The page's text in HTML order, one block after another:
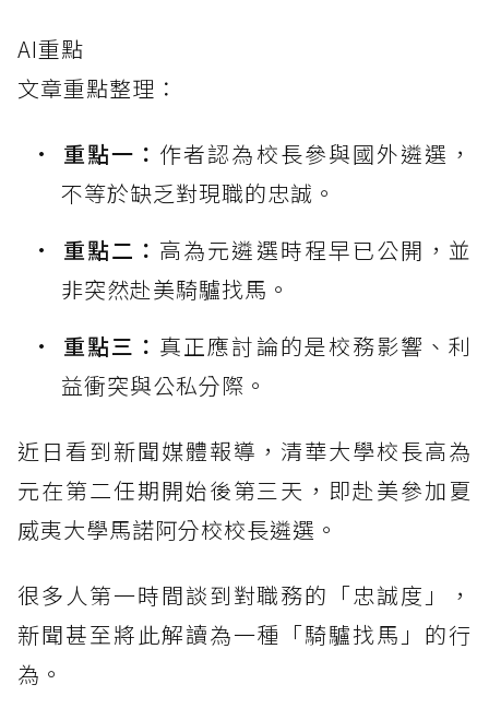
AI重點
文章重點整理：
重點一： 作者認為校長參與國外遴選，
不等於缺乏對現職的忠誠。
重點二： 高為元遴選時程早已公開，並
非突然赴美騎驢找馬。
重點三： 真正應討論的是校務影響、利
益衝突與公私分際。
近日看到新聞媒體報導，清華大學校長高為
元在第二任期開始後第三天，即赴美參加夏
威夷大學馬諾阿分校校長遴選。
很多人第一時間談到對職務的「忠誠度」，
新聞甚至將此解讀為一種「騎驢找馬」的行
為。